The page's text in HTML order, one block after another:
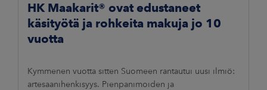
HK Maakarit® ovat edustaneet
käsityötä ja rohkeita makuja jo 10
vuotta
Kymmenen vuotta sitten Suomeen rantautui uusi ilmiö:
artesaanihenkisyys. Pienpanimoiden ja